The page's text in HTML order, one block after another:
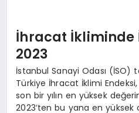
İhracat İkliminde
2023
İstanbul Sanayi Odası (İSO)
Türkiye İhracat İklimi
son bir yılın en yüksek
2023’ten bu yana en